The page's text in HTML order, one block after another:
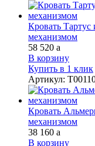
Кровать
механизмом
58 520 a
В корзину
Купить в 1 клик
Артикул:
Кровать
механизмом
38 160 a
В корзину